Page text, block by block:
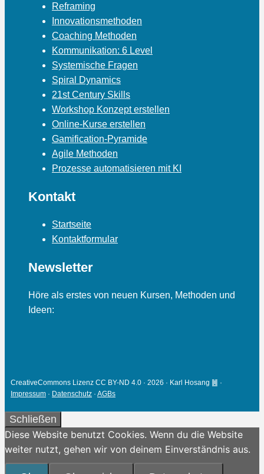
Reframing
Innovationsmethoden
Coaching Methoden
Kommunikation: 6 Level
Systemische Fragen
Spiral Dynamics
21st Century Skills
Workshop Konzept erstellen
Online-Kurse erstellen
Gamification-Pyramide
Agile Methoden
Prozesse automatisieren mit KI
Kontakt
Startseite
Kontaktformular
Newsletter
Höre als erstes von neuen Kursen, Methoden und
Ideen:
CreativeCommons Lizenz CC BY-ND 4.0 · 2026 · Karl Hosang ䷰ ·
Impressum · Datenschutz · AGBs
Schließen
Diese Website benutzt Cookies. Wenn du die Website
weiter nutzt, gehen wir von deinem Einverständnis aus.